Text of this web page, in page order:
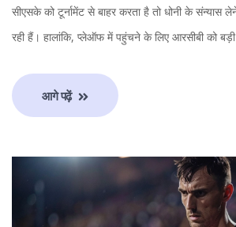
सीएसके को टूर्नामेंट से बाहर करता है तो धोनी के संन्यास
रही हैं। हालांकि, प्लेऑफ में पहुंचने के लिए आरसीबी को बड़ी
आगे पढ़ें